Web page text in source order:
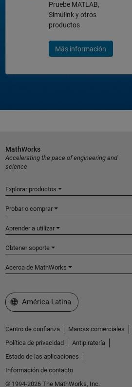
Pruebe MATLAB,
Simulink y otros
productos
Más información
MathWorks
Accelerating the pace of engineering and
science
Explorar productos
Probar o comprar
Aprender a utilizar
Obtener soporte
Acerca de MathWorks
Seleccione un país/idioma
América Latina
Centro de confianza
Marcas comerciales
Política de privacidad
Antipiratería
Estado de las aplicaciones
Información de contacto
© 1994-2026 The MathWorks, Inc.